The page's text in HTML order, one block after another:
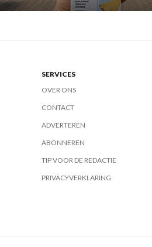
SERVICES
OVER ONS
CONTACT
ADVERTEREN
ABONNEREN
TIP VOOR DE REDACTIE
PRIVACYVERKLARING